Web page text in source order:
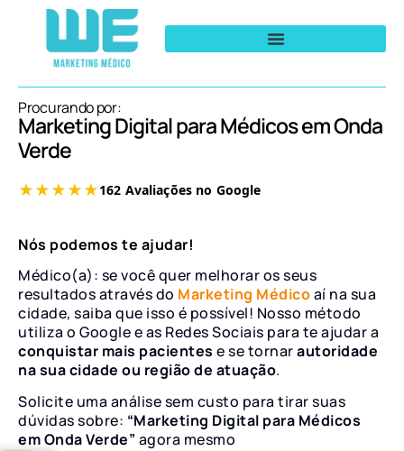
Procurando por:
Marketing Digital para Médicos em Onda
Verde
Nós podemos te ajudar!
Médico(a): se você quer melhorar os seus
resultados através do Marketing Médicoaí na sua
cidade, saiba que isso é possível! Nosso método
utiliza o Google e as Redes Sociais para te ajudar a
conquistar mais pacientes e se tornarautoridade
na sua cidade ou região de atuação.
Solicite uma análise sem custo para tirar suas
dúvidas sobre: “Marketing Digital para Médicos
em Onda Verde” agora mesmo